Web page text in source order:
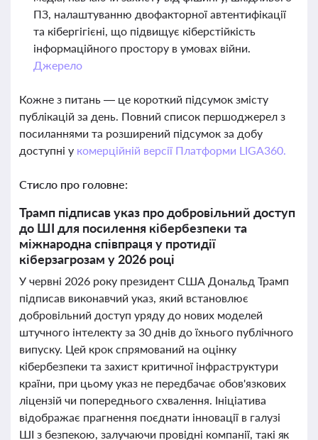
ПЗ, налаштуванню двофакторної автентифікації
та кібергігієні, що підвищує кіберстійкість
інформаційного простору в умовах війни.
Джерело
Кожне з питань — це короткий підсумок змісту
публікацій за день. Повний список першоджерел з
посиланнями та розширений підсумок за добу
доступні у комерційній версії Платформи LIGA360.
Стисло про головне:
Трамп підписав указ про добровільний доступ
до ШІ для посилення кібербезпеки та
міжнародна співпраця у протидії
кіберзагрозам у 2026 році
У червні 2026 року президент США Дональд Трамп
підписав виконавчий указ, який встановлює
добровільний доступ уряду до нових моделей
штучного інтелекту за 30 днів до їхнього публічного
випуску. Цей крок спрямований на оцінку
кібербезпеки та захист критичної інфраструктури
країни, при цьому указ не передбачає обов'язкових
ліцензій чи попереднього схвалення. Ініціатива
відображає прагнення поєднати інновації в галузі
ШІ з безпекою, залучаючи провідні компанії, такі як